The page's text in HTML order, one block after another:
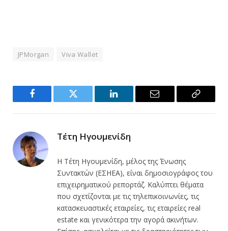
JPMorgan Viva Wallet
Facebook Twitter LinkedIn Email
Copy
Τέτη Ηγουμενίδη
Η Τέτη Ηγουμενίδη, μέλος της Ένωσης
Συντακτών (ΕΣΗΕΑ), είναι δημοσιογράφος του
επιχειρηματικού ρεπορτάζ. Καλύπτει θέματα
που σχετίζονται με τις τηλεπικοινωνίες, τις
κατασκευαστικές εταιρείες, τις εταιρείες real
estate και γενικότερα την αγορά ακινήτων.